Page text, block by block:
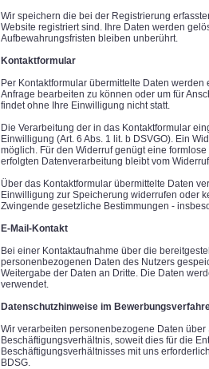
Wir speichern die bei der Registrierung
Website registriert sind. Ihre Daten werden
Aufbewahrungsfristen bleiben unberührt.
Kontaktformular
Per Kontaktformular übermittelte Daten
Anfrage bearbeiten zu können oder um für
findet ohne Ihre Einwilligung nicht statt.
Die Verarbeitung der in das Kontaktformular
Einwilligung (Art. 6 Abs. 1 lit. b DSVGO). Ein
möglich. Für den Widerruf genügt eine
erfolgten Datenverarbeitung bleibt vom
Über das Kontaktformular übermittelte Daten
Einwilligung zur Speicherung widerrufen oder
Zwingende gesetzliche Bestimmungen -
E-Mail-Kontakt
Bei einer Kontaktaufnahme über die
personenbezogenen Daten des Nutzers
Weitergabe der Daten an Dritte. Die Daten
verwendet.
Datenschutzhinweise im
Wir verarbeiten personenbezogene Daten
Beschäftigungsverhältnis, soweit dies für die
Beschäftigungsverhältnisses mit uns
BDSG.